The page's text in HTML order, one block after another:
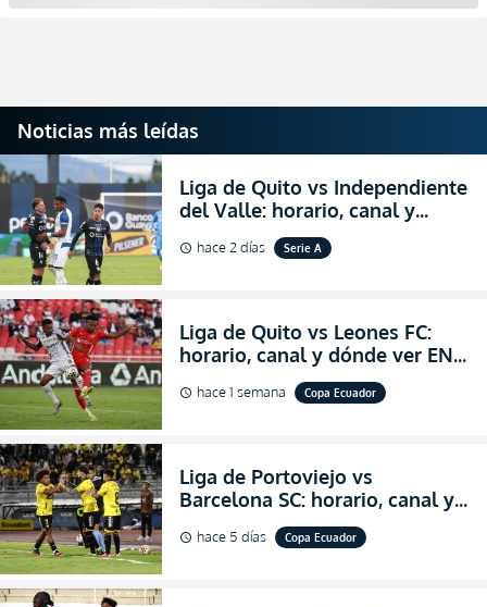
Noticias más leídas
Liga de Quito vs Independiente
del Valle: horario, canal y
dónde ver EN VIVO el
partidazo por la fecha 24 de la
schedule hace 2 días Serie A
Liga de Quito vs Leones FC:
horario, canal y dónde ver EN
VIVO los octavos de final de la
Copa Ecuador 2026
schedule hace 1 semana Copa Ecuador
Liga de Portoviejo vs
Barcelona SC: horario, canal y
dónde ver EN VIVO los octavos
de final de la Copa Ecuador
schedule hace 5 días Copa Ecuador